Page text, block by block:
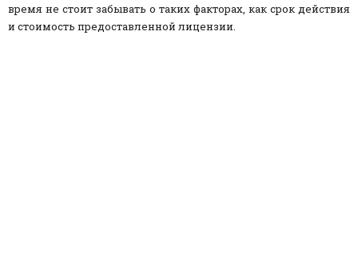
время не стоит забывать о таких факторах, как срок действия
и стоимость предоставленной лицензии.